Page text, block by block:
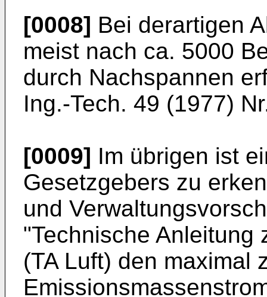
[0008] Bei derartigen
meist nach ca. 5000
durch Nachspannen
Ing.-Tech. 49 (1977)
[0009] Im übrigen ist
Gesetzgebers zu
und
"Technische Anleitung
(TA Luft) den maximal